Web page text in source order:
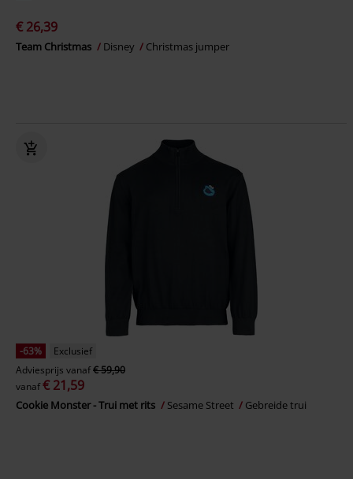
€ 26,39
Team Christmas Disney Christmas jumper
-63%
Exclusief
Adviesprijs vanaf€ 59,90
vanaf€ 21,59
Cookie Monster - Trui met rits Sesame Street Gebreide trui